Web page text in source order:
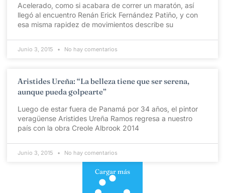
Acelerado, como si acabara de correr un maratón, así
llegó al encuentro Renán Erick Fernández Patiño, y con
esa misma rapidez de movimientos describe su
Junio 3, 2015 No hay comentarios
Aristides Ureña: “La belleza tiene que ser serena,
aunque pueda golpearte”
Luego de estar fuera de Panamá por 34 años, el pintor
veragüense Aristides Ureña Ramos regresa a nuestro
país con la obra Creole Albrook 2014
Junio 3, 2015 No hay comentarios
Cargar más